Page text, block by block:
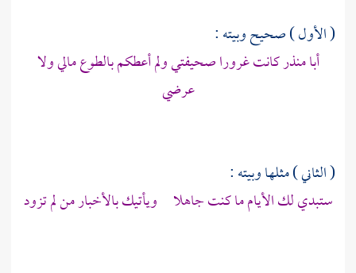
( الأول ) صحيح وبيته :
أبا منذر كانت غرورا صحيفتي ولم أعطكم بالطوع مالي ولا
عرضي
( الثاني ) مثلها وبيته :
ستبدي لك الأيام ما كنت جاهلا ويأتيك بالأخبار من لم تزود